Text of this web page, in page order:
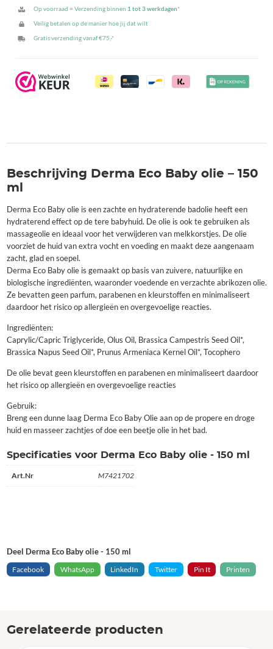
150
ml
aantal
Op voorraad = Verzending binnen 1 tot 3 werkdagen*
Veilig betalen op de manier hoe jij dat wilt
Gratis verzending vanaf €75,-*
Beschrijving Derma Eco Baby olie – 150
ml
Derma Eco Baby olie is een zachte en hydraterende badolie heeft een
hydraterend effect op de tere babyhuid. De olie is ook te gebruiken als
massageolie en ideaal voor het verwijderen van melkkorstjes. De olie
voorziet de huid van extra vocht en voeding en maakt deze aangenaam
zacht, glad en soepel.
Derma Eco Baby olie is gemaakt op basis van zuivere, natuurlijke en
biologische ingrediënten, waaronder voedende en verzachte abrikozen olie.
Ze bevatten geen parfum, parabenen en kleurstoffen en minimaliseert
daardoor het risico op allergieën en overgevoelige reacties.
Ingrediënten:
Caprylic/Capric Triglyceride, Olus Oil, Brassica Campestris Seed Oil*,
Brassica Napus Seed Oil*, Prunus Armeniaca Kernel Oil*, Tocophero
De olie bevat geen kleurstoffen en parabenen en minimaliseert daardoor
het risico op allergieën en overgevoelige reacties
Gebruik:
Breng een dunne laag Derma Eco Baby Olie aan op de propere en droge
huid en masseer zachtjes of doe een beetje olie in het bad.
Specificaties voor Derma Eco Baby olie - 150 ml
Art.Nr M7421702
Deel Derma Eco Baby olie - 150 ml
Facebook
WhatsApp LinkedIn Twitter Pin It Printen
Gerelateerde producten